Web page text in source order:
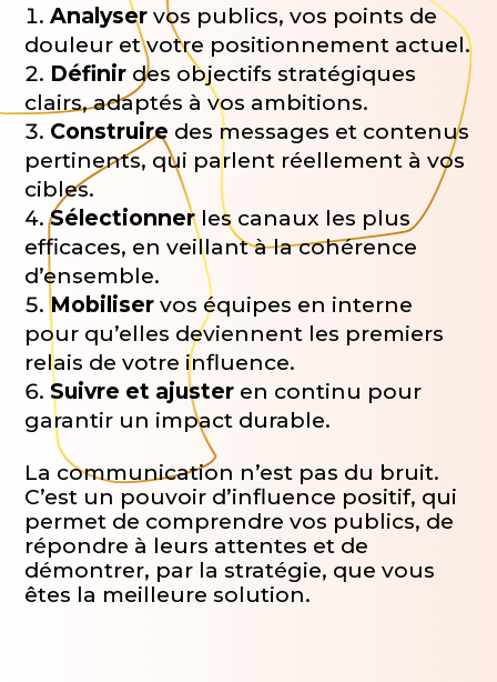
Analyser vos publics, vos points de
douleur et votre positionnement actuel.
Définir des objectifs stratégiques
clairs, adaptés à vos ambitions.
Construire des messages et contenus
pertinents, qui parlent réellement à vos
cibles.
Sélectionnerles canaux les plus
efficaces, en veillant à la cohérence
d’ensemble.
Mobiliser vos équipes en interne
pour qu’elles deviennent les premiers
relais de votre influence.
Suivre et ajuster en continu pour
garantir un impact durable.
La communication n’est pas du bruit.
C’est un pouvoir d’influence positif, qui
permet de comprendre vos publics, de
répondre à leurs attentes et de
démontrer, par la stratégie, que vous
êtes la meilleure solution.